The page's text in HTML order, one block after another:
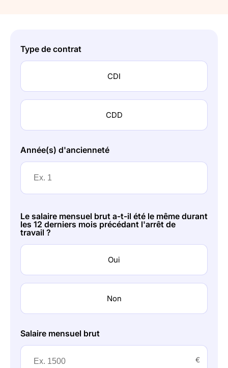
Type de contrat
CDI
CDD
Année(s) d'ancienneté
Le salaire mensuel brut a-t-il été le même durant
les 12 derniers mois précédant l'arrêt de
travail ?
Oui
Non
Salaire mensuel brut
€